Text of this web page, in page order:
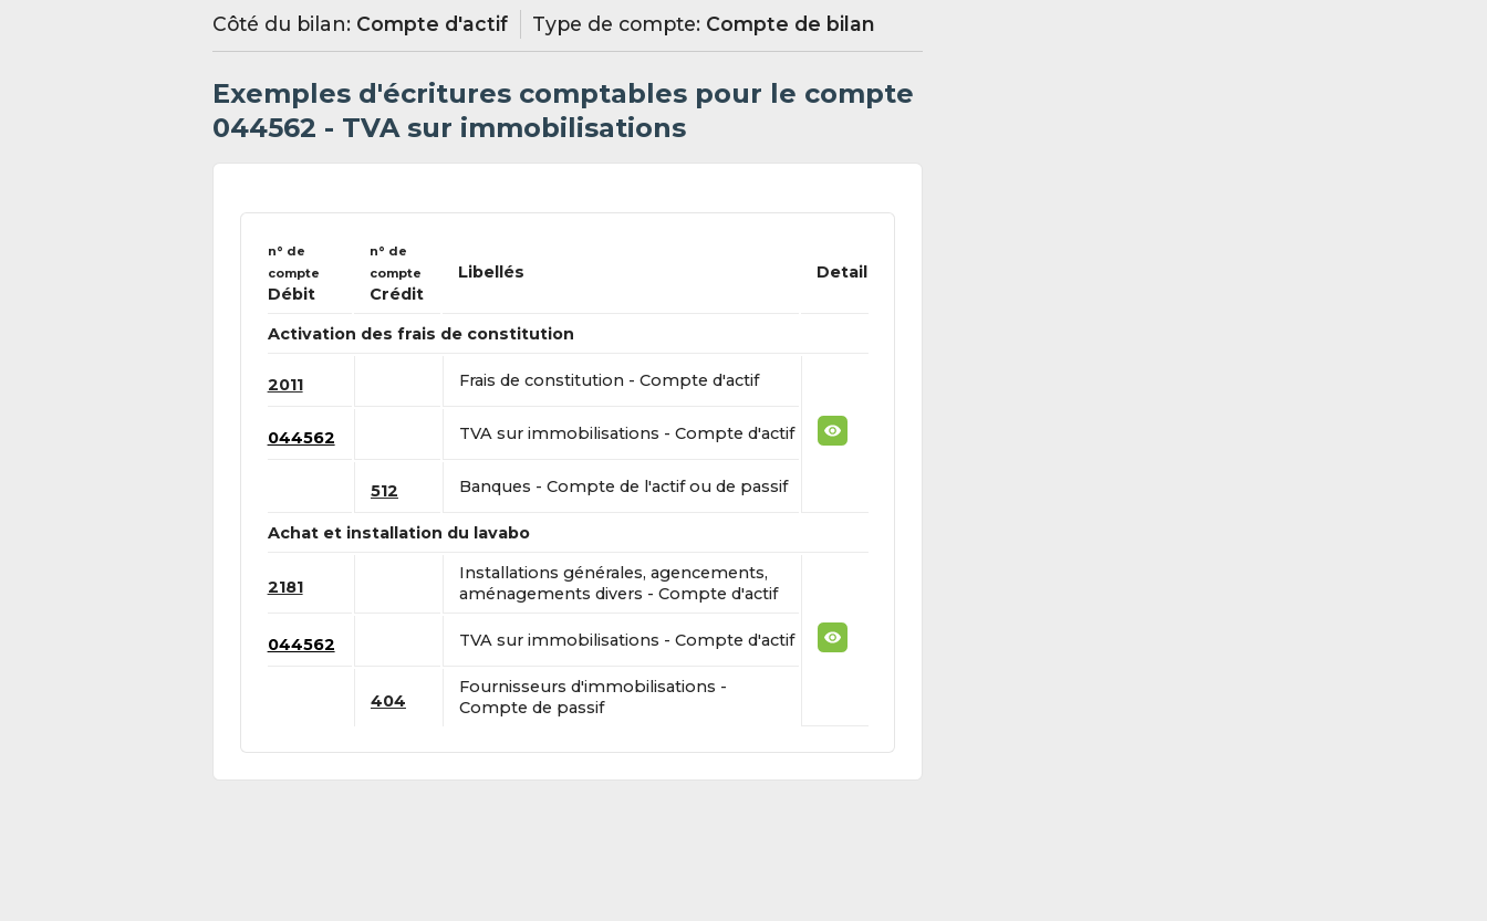
Côté du bilan: Compte d'actif Type de compte: Compte de bilan
Exemples d'écritures comptables pour le compte
044562 - TVA sur immobilisations
n° de
compte
Débit
n° de
compte
Crédit
Libellés Detail
Activation des frais de constitution
2011 Frais de constitution - Compte d'actif
044562 TVA sur immobilisations - Compte d'actif
512 Banques - Compte de l'actif ou de passif
Achat et installation du lavabo
2181
Installations générales, agencements,
aménagements divers - Compte d'actif
044562 TVA sur immobilisations - Compte d'actif
404
Fournisseurs d'immobilisations -
Compte de passif